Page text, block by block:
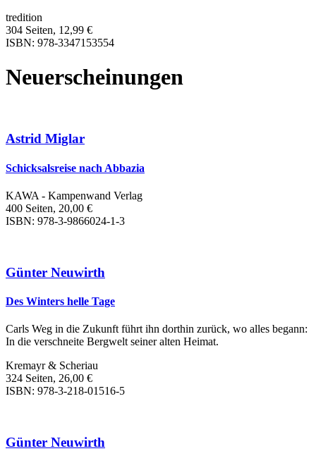
tredition
304 Seiten, 12,99 €
ISBN: 978-3347153554
Neuerscheinungen
Astrid Miglar
Schicksalsreise nach Abbazia
KAWA - Kampenwand Verlag
400 Seiten, 20,00 €
ISBN: 978-3-9866024-1-3
Günter Neuwirth
Des Winters helle Tage
Carls Weg in die Zukunft führt ihn dorthin zurück, wo alles begann:
In die verschneite Bergwelt seiner alten Heimat.
Kremayr & Scheriau
324 Seiten, 26,00 €
ISBN: 978-3-218-01516-5
Günter Neuwirth